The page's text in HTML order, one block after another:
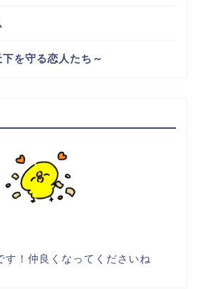
を守る恋人たち～
す！仲良くなってくださいね